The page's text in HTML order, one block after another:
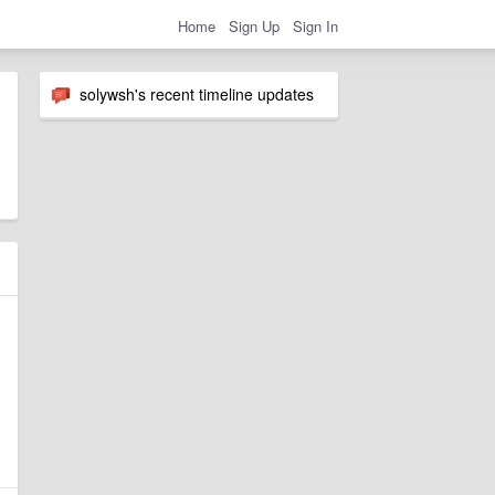
Home Sign Up Sign In
solywsh's recent timeline updates